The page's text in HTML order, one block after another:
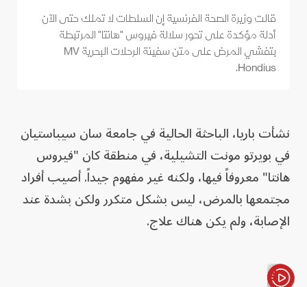
قالت وزيرة الصحة الفرنسية إن السلطات لا تملك حتى الآن
أدلة مؤكدة على تحور سلالة فيروس "هانتا" المرتبطة
بتفشي المرض على متن سفينة الرحلات البحرية MV
Hondius.
نشأت باريا، الباحثة الحالية في جامعة سان سيباستيان
في بويرتو مونت التشيلية، في منطقة كان "فيروس
هانتا" معروفاً فيها، ولكنه غير مفهوم جيداً. أصيب أفراد
مجتمعها بالمرض، ليس بشكل متكرر ولكن بشدة عند
الإصابة، ولم يكن هناك علاج.